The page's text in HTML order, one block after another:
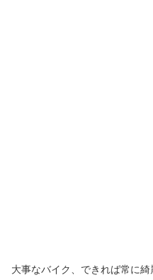
大事なバイク、できれば常に綺